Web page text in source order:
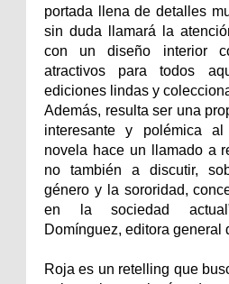
portada llena de detalles
sin duda llamará la
con un diseño interior
atractivos para todos
ediciones lindas y
Además, resulta ser una
interesante y polémica
novela hace un llamado a
no también a discutir,
género y la sororidad,
en la sociedad
Domínguez, editora general
Roja es un retelling que